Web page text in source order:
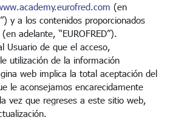
(en
y a los contenidos proporcionados
adelante, “EUROFRED”).
Usuario de que el acceso,
utilización de la información
web implica la total aceptación del
le aconsejamos encarecidamente
vez que regreses a este sitio web,